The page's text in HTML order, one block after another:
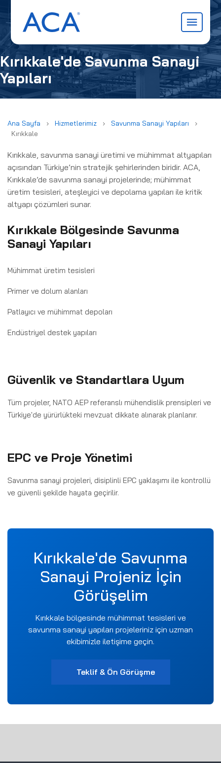
SANAYI
YAPILARI
Kırıkkale'de Savunma Sanayi
Yapıları
Ana Sayfa › Hizmetlerimiz › Savunma Sanayi Yapıları
›
Kırıkkale
Kırıkkale, savunma sanayi üretimi ve mühimmat altyapıları
açısından Türkiye’nin stratejik şehirlerinden biridir. ACA,
Kırıkkale’de savunma sanayi projelerinde; mühimmat
üretim tesisleri, ateşleyici ve depolama yapıları ile kritik
altyapı çözümleri sunar.
Kırıkkale Bölgesinde Savunma
Sanayi Yapıları
Mühimmat üretim tesisleri
Primer ve dolum alanları
Patlayıcı ve mühimmat depoları
Endüstriyel destek yapıları
Güvenlik ve Standartlara Uyum
Tüm projeler, NATO AEP referanslı mühendislik prensipleri ve
Türkiye'de yürürlükteki mevzuat dikkate alınarak planlanır.
EPC ve Proje Yönetimi
Savunma sanayi projeleri, disiplinli EPC yaklaşımı ile kontrollü
ve güvenli şekilde hayata geçirilir.
Kırıkkale'de Savunma
Sanayi Projeniz İçin
Görüşelim
Kırıkkale bölgesinde mühimmat tesisleri ve
savunma sanayi yapıları projeleriniz için uzman
ekibimizle iletişime geçin.
Teklif & Ön Görüşme